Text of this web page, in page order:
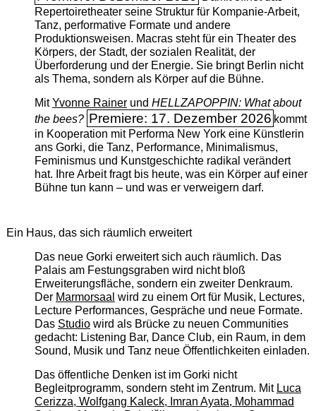
Repertoiretheater seine Struktur für Kompanie-Arbeit,
Tanz, performative Formate und andere
Produktionsweisen. Macras steht für ein Theater des
Körpers, der Stadt, der sozialen Realität, der
Überforderung und der Energie. Sie bringt Berlin nicht
als Thema, sondern als Körper auf die Bühne.
MitYvonne Rainerund HELLZAPOPPIN: What about
the bees? Premiere: 17. Dezember 2026 kommt
in Kooperation mit Performa New York eine Künstlerin
ans Gorki, die Tanz, Performance, Minimalismus,
Feminismus und Kunstgeschichte radikal verändert
hat. Ihre Arbeit fragt bis heute, was ein Körper auf einer
Bühne tun kann – und was er verweigern darf.
Ein Haus, das sich räumlich erweitert
Das neue Gorki erweitert sich auch räumlich. Das
Palais am Festungsgraben wird nicht bloß
Erweiterungsfläche, sondern ein zweiter Denkraum.
Der Marmorsaal wird zu einem Ort für Musik, Lectures,
Lecture Performances, Gespräche und neue Formate.
Das Studiowird als Brücke zu neuen Communities
gedacht: Listening Bar, Dance Club, ein Raum, in dem
Sound, Musik und Tanz neue Öffentlichkeiten einladen.
Das öffentliche Denken ist im Gorki nicht
Begleitprogramm, sondern steht im Zentrum. Mit Luca
Cerizza, Wolfgang Kaleck, Imran Ayata, Mohammad